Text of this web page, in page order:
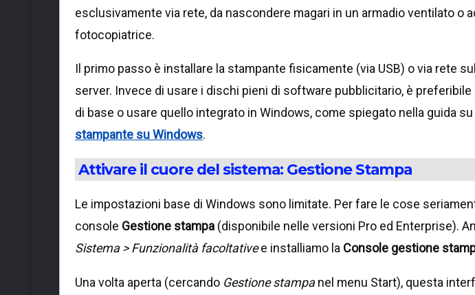
esclusivamente via rete, da nascondere magari in un armadio ventilato o
fotocopiatrice.
Il primo passo è installare la stampante fisicamente (via USB) o via rete
server. Invece di usare i dischi pieni di software pubblicitario, è
di base o usare quello integrato in Windows, come spiegato nella guida
stampante su Windows.
Attivare il cuore del sistema: Gestione Stampa
Le impostazioni base di Windows sono limitate. Per fare le cose
console Gestione stampa (disponibile nelle versioni Pro ed Enterprise).
Sistema > Funzionalità facoltativee installiamo la Console gestione
Una volta aperta (cercando Gestione stampanel menu Start), questa